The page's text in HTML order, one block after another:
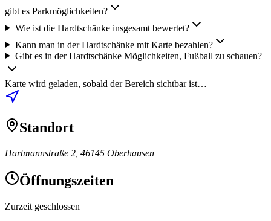
gibt es Parkmöglichkeiten?
Wie ist die Hardtschänke insgesamt bewertet?
Kann man in der Hardtschänke mit Karte bezahlen?
Gibt es in der Hardtschänke Möglichkeiten, Fußball zu schauen?
Karte wird geladen, sobald der Bereich sichtbar ist…
Standort
Hartmannstraße 2, 46145 Oberhausen
Öffnungszeiten
Zurzeit geschlossen